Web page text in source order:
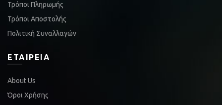
Τρόποι Πληρωμής
Τρόποι Αποστολής
Πολιτική Συναλλαγών
ΕΤΑΙΡΕΊΑ
About Us
Όροι Χρήσης